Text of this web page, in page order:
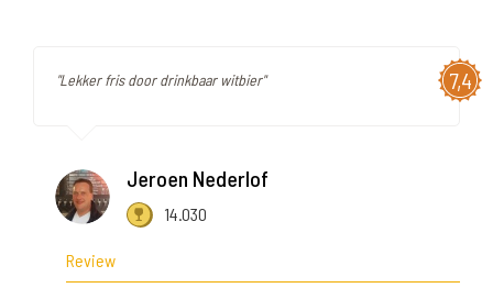
7,4
"Lekker fris door drinkbaar witbier"
Jeroen Nederlof
14.030
Review